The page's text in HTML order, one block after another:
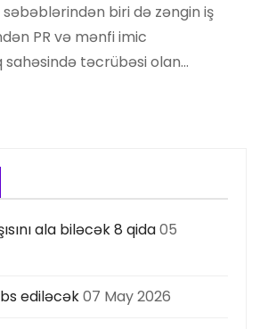
biri də zəngin iş
PR və mənfi imic
sahəsində təcrübəsi olan…
ala biləcək 8 qida05
ediləcək07 May 2026